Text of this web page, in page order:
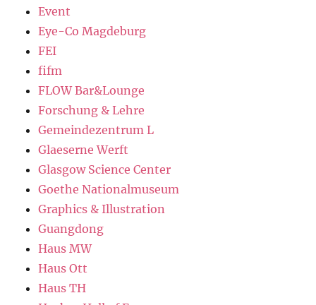
Event
Eye-Co Magdeburg
FEI
fifm
FLOW Bar&Lounge
Forschung & Lehre
Gemeindezentrum L
Glaeserne Werft
Glasgow Science Center
Goethe Nationalmuseum
Graphics & Illustration
Guangdong
Haus MW
Haus Ott
Haus TH